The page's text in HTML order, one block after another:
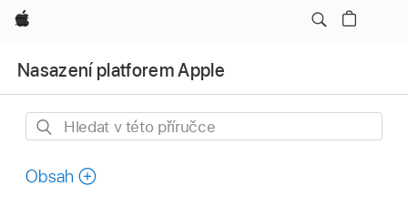
Apple
Nasazení platforem Apple
Hledat
příručce
Obsah